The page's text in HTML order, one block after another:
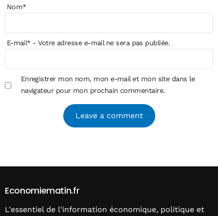
Nom*
E-mail*- Votre adresse e-mail ne sera pas publiée.
Enregistrer mon nom, mon e-mail et mon site dans le
navigateur pour mon prochain commentaire.
Economiematin.fr
L'essentiel de l'information économique, politique et